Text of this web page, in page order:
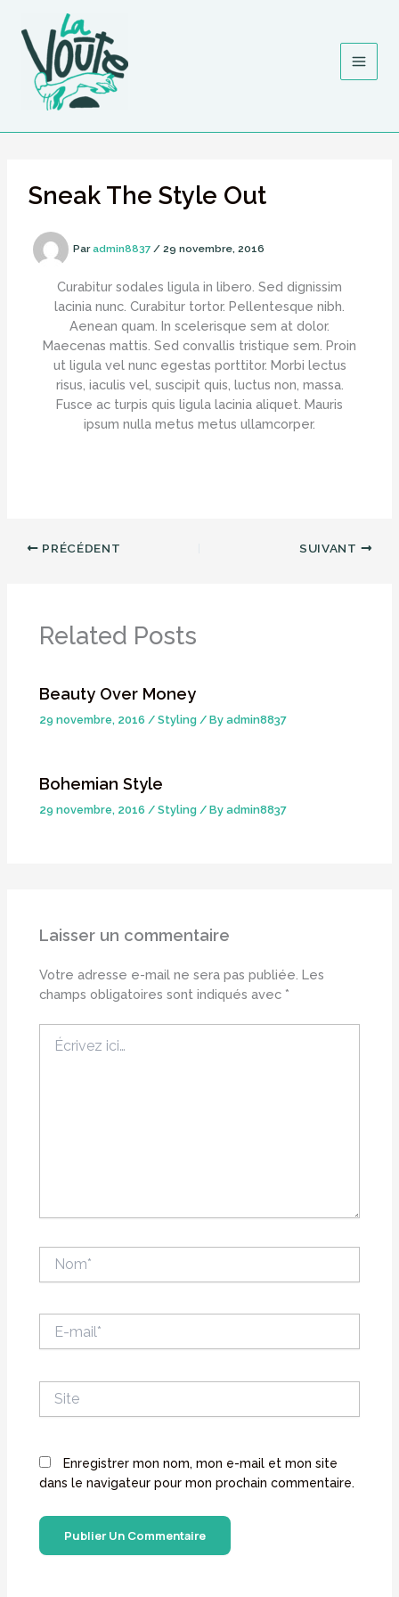
contenu
Sneak The Style Out
Paradmin8837 / 29 novembre, 2016
Curabitur sodales ligula in libero. Sed dignissim
lacinia nunc. Curabitur tortor. Pellentesque nibh.
Aenean quam. In scelerisque sem at dolor.
Maecenas mattis. Sed convallis tristique sem. Proin
ut ligula vel nunc egestas porttitor. Morbi lectus
risus, iaculis vel, suscipit quis, luctus non, massa.
Fusce ac turpis quis ligula lacinia aliquet. Mauris
ipsum nulla metus metus ullamcorper.
PRÉCÉDENT SUIVANT
Related Posts
Beauty Over Money
29 novembre, 2016/Styling / Byadmin8837
Bohemian Style
29 novembre, 2016/Styling / Byadmin8837
Laisser un commentaire
Votre adresse e-mail ne sera pas publiée. Les
champs obligatoires sont indiqués avec *
ici…
mail*
Enregistrer mon nom, mon e-mail et mon site
dans le navigateur pour mon prochain commentaire.